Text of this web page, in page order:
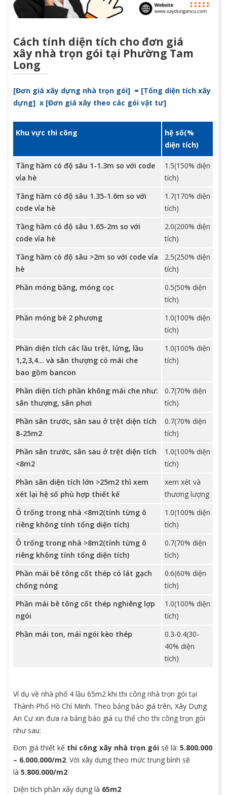
Cách tính diện tích cho đơn giá
xây nhà trọn gói tại Phường Tam
Long
[Đơn giá xây dựng nhà trọn gói] = [Tổng diện tích xây
dựng] x [Đơn giá xây theo các gói vật tư]
Khu vực thi công
hệ số(%
diện tích)
Tầng hầm có độ sâu 1-1.3m so với code
vỉa hè
1.5(150% diện
tích)
Tầng hầm có độ sâu 1.35-1.6m so với
code vỉa hè
1.7(170% diện
tích)
Tầng hầm có độ sâu 1.65-2m so với
code vỉa hè
2.0(200% diện
tích)
Tầng hầm có độ sâu >2m so với code vỉa
hè
2.5(250% diện
tích)
Phần móng băng, móng cọc
0.5(50% diện
tích)
Phần móng bè 2 phương
1.0(100% diện
tích)
Phần diện tích các lầu trệt, lửng, lầu
1,2,3,4... và sân thượng có mái che
bao gồm bancon
1.0(100% diện
tích)
Phần diện tích phần không mái che như:
sân thượng, sân phơi
0.7(70% diện
tích)
Phần sân trước, sân sau ở trệt diện tích
8-25m2
0.7(70% diện
tích)
Phần sân trước, sân sau ở trệt diện tích
<8m2
1.0(100% diện
tích)
Phần sân diện tích lớn >25m2 thì xem
xét lại hệ số phù hợp thiết kế
xem xét và
thương lượng
Ô trống trong nhà <8m2(tính từng ô
riêng không tính tổng diện tích)
1.0(100% diện
tích)
Ô trống trong nhà >8m2(tính từng ô
riêng không tính tổng diện tích)
0.7(70% diện
tích)
Phần mái bê tông cốt thép có lát gạch
chống nóng
0.6(60% diện
tích)
Phần mái bê tông cốt thép nghiêng lợp
ngói
1.0(100% diện
tích)
Phần mái ton, mái ngói kèo thép
0.3-0.4(30-
40% diện
tích)
Ví dụ về nhà phố 4 lầu 65m2 khi thi công nhà trọn gói tại
Thành Phố Hồ Chí Minh. Theo bảng báo giá trên, Xây Dựng
An Cư xin đưa ra bảng báo giá cụ thể cho thi công trọn gói
như sau:
Đơn giá thiết kế thi công xây nhà trọn gói sẽ là: 5.800.000
– 6.000.000/m2. Với xây dựng theo mức trung bình sẽ
là 5.800.000/m2
Diện tích phần xây dựng là 65m2